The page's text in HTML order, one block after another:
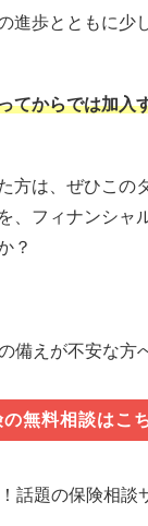
進歩とともに少
てからでは加入
方は、ぜひこの
、フィナンシャ
？
備えが不安な方
無料相談はこ
話題の保険相談